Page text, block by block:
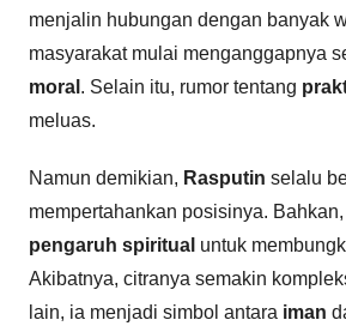
menjalin hubungan dengan banyak
masyarakat mulai menganggapnya
moral . Selain itu, rumor tentang
meluas.
Namun demikian, Rasputin selalu
mempertahankan posisinya.
pengaruh spiritual untuk
Akibatnya, citranya semakin
lain, ia menjadi simbol antara iman